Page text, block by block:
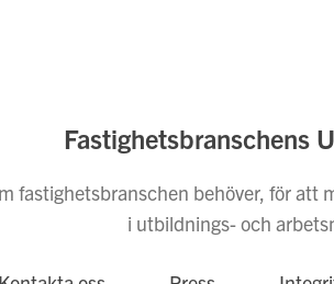
Fastighetsbranschens
fastighetsbranschen behöver, för att
i utbildnings- och